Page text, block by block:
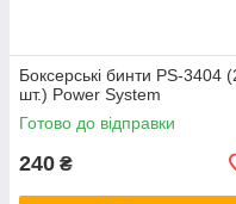
Боксерські бинти PS-3404
шт.) Power System
Готово до відправки
240 ₴